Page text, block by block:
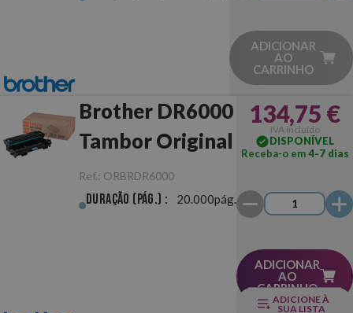
ADICIONAR
AO
CARRINHO
Brother DR6000
Tambor Original
Ref.: ORBRDR6000
Duração (pág.) : 20.000pág.
134,75 €
IVA incluído
DISPONÍVEL
Receba-o em4-7 dias
ADICIONAR
AO
CARRINHO
ADICIONE À
SUA LISTA